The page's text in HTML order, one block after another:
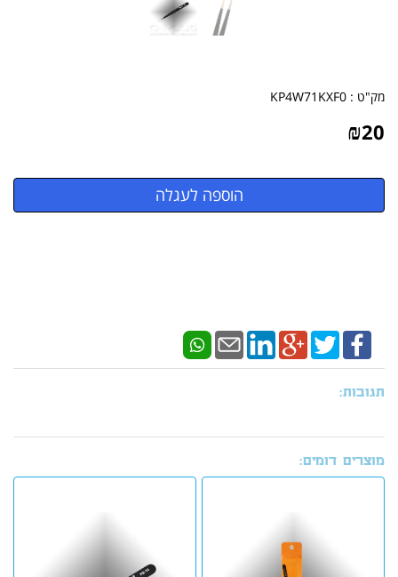
מק"ט : KP4W71KXF0
₪20
תגובות:
מוצרים דומים: